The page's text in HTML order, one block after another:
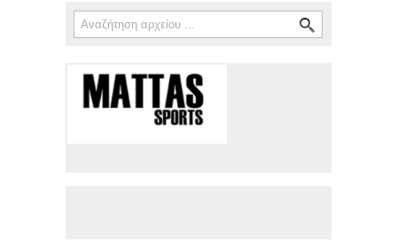
Φόρμα αναζήτησης
Αναζήτηση